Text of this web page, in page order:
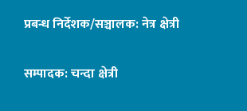
प्रबन्ध निर्देशक/सञ्चालक: नेत्र क्षेत्री
सम्पादक: चन्दा क्षेत्री